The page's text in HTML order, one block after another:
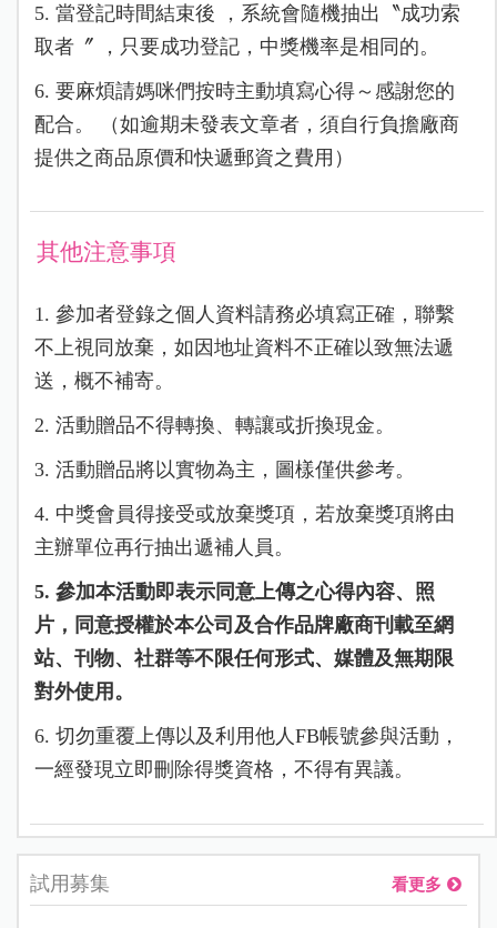
5. 當登記時間結束後 ，系統會隨機抽出〝成功索
取者〞 ，只要成功登記，中獎機率是相同的。
6. 要麻煩請媽咪們按時主動填寫心得～感謝您的
配合。 （如逾期未發表文章者，須自行負擔廠商
提供之商品原價和快遞郵資之費用）
其他注意事項
1. 參加者登錄之個人資料請務必填寫正確，聯繫
不上視同放棄，如因地址資料不正確以致無法遞
送，概不補寄。
2. 活動贈品不得轉換、轉讓或折換現金。
3. 活動贈品將以實物為主，圖樣僅供參考。
4. 中獎會員得接受或放棄獎項，若放棄獎項將由
主辦單位再行抽出遞補人員。
5. 參加本活動即表示同意上傳之心得內容、照
片，同意授權於本公司及合作品牌廠商刊載至網
站、刊物、社群等不限任何形式、媒體及無期限
對外使用。
6. 切勿重覆上傳以及利用他人FB帳號參與活動，
一經發現立即刪除得獎資格，不得有異議。
試用募集 看更多